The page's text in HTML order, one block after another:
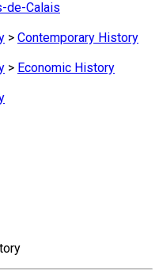
de-Calais
> Contemporary History
> Economic History